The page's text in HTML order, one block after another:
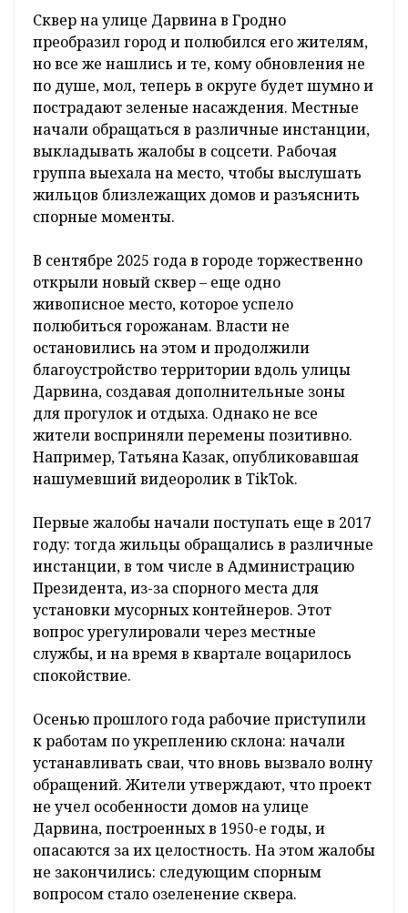
Сквер на улице Дарвина в Гродно
преобразил город и полюбился его жителям,
но все же нашлись и те, кому обновления не
по душе, мол, теперь в округе будет шумно и
пострадают зеленые насаждения. Местные
начали обращаться в различные инстанции,
выкладывать жалобы в соцсети. Рабочая
группа выехала на место, чтобы выслушать
жильцов близлежащих домов и разъяснить
спорные моменты.
В сентябре 2025 года в городе торжественно
открыли новый сквер – еще одно
живописное место, которое успело
полюбиться горожанам. Власти не
остановились на этом и продолжили
благоустройство территории вдоль улицы
Дарвина, создавая дополнительные зоны
для прогулок и отдыха. Однако не все
жители восприняли перемены позитивно.
Например, Татьяна Казак, опубликовавшая
нашумевший видеоролик в TikTok.
Первые жалобы начали поступать еще в 2017
году: тогда жильцы обращались в различные
инстанции, в том числе в Администрацию
Президента, из-за спорного места для
установки мусорных контейнеров. Этот
вопрос урегулировали через местные
службы, и на время в квартале воцарилось
спокойствие.
Осенью прошлого года рабочие приступили
к работам по укреплению склона: начали
устанавливать сваи, что вновь вызвало волну
обращений. Жители утверждают, что проект
не учел особенности домов на улице
Дарвина, построенных в 1950-е годы, и
опасаются за их целостность. На этом жалобы
не закончились: следующим спорным
вопросом стало озеленение сквера.